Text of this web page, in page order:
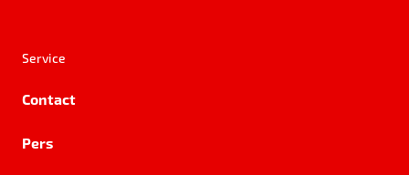
Service
Contact
Pers